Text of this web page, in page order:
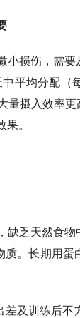
小损伤，需
平均分配
量摄入效率
。
缺乏天然食
。长期用
差及训练后